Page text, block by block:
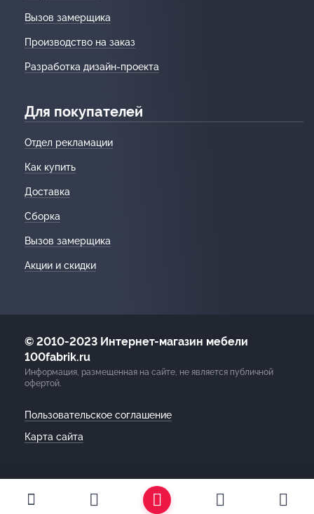
Вызов замерщика
Производство на заказ
Разработка дизайн-проекта
Для покупателей
Отдел рекламации
Как купить
Доставка
Сборка
Вызов замерщика
Акции и скидки
© 2010-2023 Интернет-магазин мебели
100fabrik.ru
Информация, размещенная на сайте, не является публичной
офертой.
Пользовательское соглашение
Карта сайта